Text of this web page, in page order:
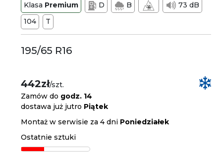
Klasa Premium D B
73 dB
104
T
195/65 R16
442zł/szt.
Zamów do godz. 14
dostawa już jutro Piątek
Montaż w serwisie za 4 dni Poniedziałek
Ostatnie sztuki